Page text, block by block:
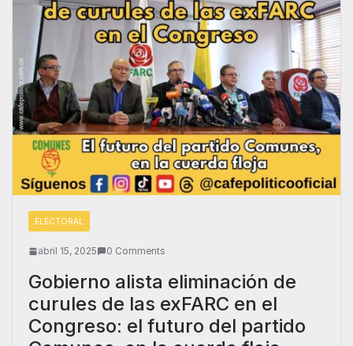
ELECTORAL
abril 15, 2025 0 Comments
Gobierno alista eliminación de
curules de las exFARC en el
Congreso: el futuro del partido